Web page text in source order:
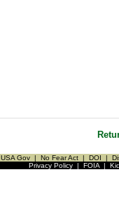
USA Gov | No Fear Act | DOI |
Privacy Policy| FOIA|